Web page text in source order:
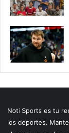
Noti Sports es tu
los deportes.